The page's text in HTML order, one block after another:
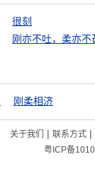
很刻
刚亦不吐，柔亦不
刚柔相济
关于我们 | 联系方式|
粤ICP备